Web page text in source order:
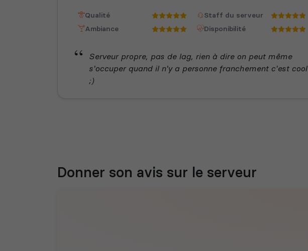
Qualité
Staff du serveur
Ambiance
Disponibilité
Serveur propre, pas de lag, rien à dire on peut même
s'occuper quand il n'y a personne franchement c'est cool
;)
Donner son avis sur le serveur